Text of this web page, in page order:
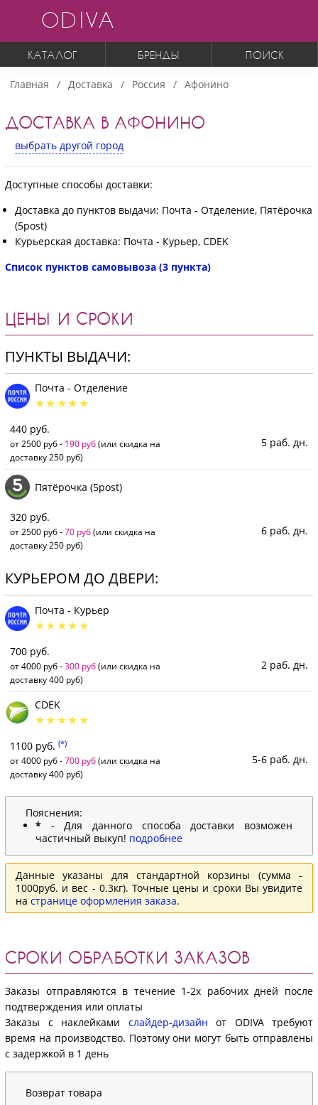
ODIVA
КАТАЛОГ БРЕНДЫ ПОИСК
Главная Доставка Россия Афонино
ДОСТАВКА В АФОНИНО
выбрать другой город
Доступные способы доставки:
Доставка до пунктов выдачи: Почта - Отделение, Пятёрочка
(5post)
Курьерская доставка: Почта - Курьер, CDEK
Список пунктов самовывоза (3 пункта)
ЦЕНЫ И СРОКИ
ПУНКТЫ ВЫДАЧИ:
Почта - Отделение
440 руб.
от 2500 руб - 190 руб(или скидка на
доставку 250 руб)
5 раб. дн.
Пятёрочка (5post)
320 руб.
от 2500 руб -70 руб(или скидка на
доставку 250 руб)
6 раб. дн.
КУРЬЕРОМ ДО ДВЕРИ:
Почта - Курьер
700 руб.
от 4000 руб -300 руб(или скидка на
доставку 400 руб)
2 раб. дн.
CDEK
1100 руб. (*)
от 4000 руб -700 руб(или скидка на
доставку 400 руб)
5-6 раб. дн.
Пояснения:
* - Для данного способа доставки возможен
частичный выкуп! подробнее
Данные указаны для стандартной корзины (сумма -
1000руб. и вес - 0.3кг). Точные цены и сроки Вы увидите
на странице оформления заказа.
СРОКИ ОБРАБОТКИ ЗАКАЗОВ
Заказы отправляются в течение 1-2х рабочих дней после
подтверждения или оплаты
Заказы с наклейками слайдер-дизайн от ODIVA требуют
время на производство. Поэтому они могут быть отправлены
с задержкой в 1 день
Возврат товара